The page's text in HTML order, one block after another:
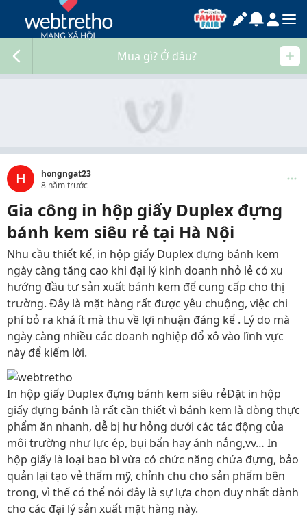
Mua gì? Ở đâu?
H
hongngat23
8 năm trước
Gia công in hộp giấy Duplex đựng
bánh kem siêu rẻ tại Hà Nội
Nhu cầu thiết kế, in hộp giấy Duplex đựng bánh kem
ngày càng tăng cao khi đại lý kinh doanh nhỏ lẻ có xu
hướng đầu tư sản xuất bánh kem để cung cấp cho thị
trường. Đây là mặt hàng rất được yêu chuộng, việc chi
phí bỏ ra khá ít mà thu về lợi nhuận đáng kể . Lý do mà
ngày càng nhiều các doanh nghiệp đổ xô vào lĩnh vực
này để kiếm lời.
In hộp giấy Duplex đựng bánh kem siêu rẻĐặt in hộp
giấy đựng bánh là rất cần thiết vì bánh kem là dòng thực
phẩm ăn nhanh, dễ bị hư hỏng dưới các tác động của
môi trường như lực ép, bụi bẩn hay ánh nắng,vv… In
hộp giấy là loại bao bì vừa có chức năng chứa đựng, bảo
quản lại tạo vẻ thẩm mỹ, chỉnh chu cho sản phẩm bên
trong, vì thế có thể nói đây là sự lựa chọn duy nhất dành
cho các đại lý sản xuất mặt hàng này.